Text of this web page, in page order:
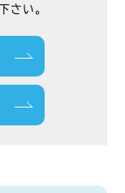
さい。